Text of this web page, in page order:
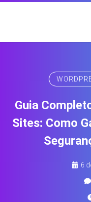
Guia
Sites: Como
6